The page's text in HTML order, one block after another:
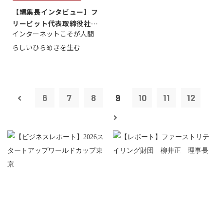
【編集長インタビュー】フ
リービット代表取締役社長
ＣＥＯ 石田...
インターネットこそが人間
らしいひらめきを生む
6 7 8 9 10 11 12